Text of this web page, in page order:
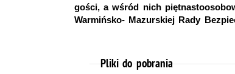
gości, a wśród nich
Warmińsko- Mazurskiej Rady
Pliki do pobrania